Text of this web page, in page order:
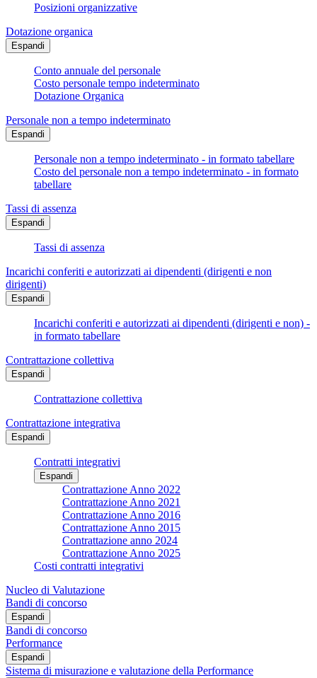
Posizioni organizzative
Dotazione organica
Espandi
Conto annuale del personale
Costo personale tempo indeterminato
Dotazione Organica
Personale non a tempo indeterminato
Espandi
Personale non a tempo indeterminato - in formato tabellare
Costo del personale non a tempo indeterminato - in formato
tabellare
Tassi di assenza
Espandi
Tassi di assenza
Incarichi conferiti e autorizzati ai dipendenti (dirigenti e non
dirigenti)
Espandi
Incarichi conferiti e autorizzati ai dipendenti (dirigenti e non) -
in formato tabellare
Contrattazione collettiva
Espandi
Contrattazione collettiva
Contrattazione integrativa
Espandi
Contratti integrativi
Espandi
Contrattazione Anno 2022
Contrattazione Anno 2021
Contrattazione Anno 2016
Contrattazione Anno 2015
Contrattazione anno 2024
Contrattazione Anno 2025
Costi contratti integrativi
Nucleo di Valutazione
Bandi di concorso
Espandi
Bandi di concorso
Performance
Espandi
Sistema di misurazione e valutazione della Performance